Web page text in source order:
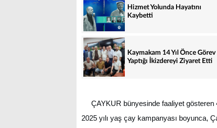
Hizmet Yolunda Hayatını
Kaybetti
Kaymakam 14 Yıl Önce Görev
Yaptığı İkizdereyi Ziyaret Etti
ÇAYKUR bünyesinde faaliyet gösteren
2025 yılı yaş çay kampanyası boyunca,